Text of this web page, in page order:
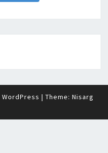
WordPress | Theme: Nisarg